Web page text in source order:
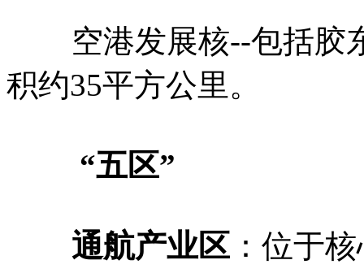
空港发展核--包括胶
积约35平方公里。
“五区”
通航产业区 ：位于